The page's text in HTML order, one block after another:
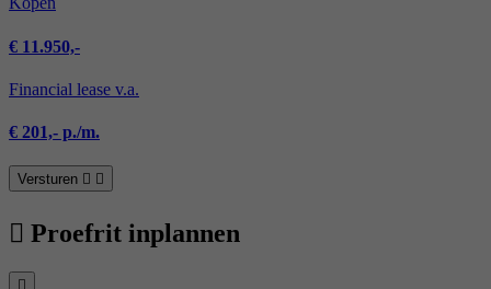
€ 11.950,-
Financial lease v.a.
€ 201,- p./m.
Versturen
Proefrit inplannen